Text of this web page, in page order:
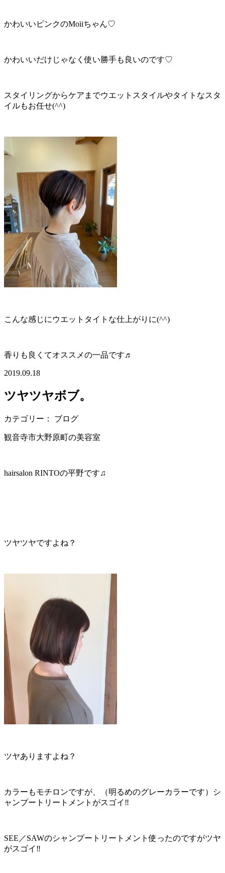
かわいいピンクのMoiiちゃん♡
かわいいだけじゃなく使い勝手も良いのです♡
スタイリングからケアまでウエットスタイルやタイトなスタ
イルもお任せ(^^)
こんな感じにウエットタイトな仕上がりに(^^)
香りも良くてオススメの一品です♬
2019.09.18
ツヤツヤボブ。
カテゴリー： ブログ
観音寺市大野原町の美容室
hairsalon RINTOの平野です♫
ツヤツヤですよね？
ツヤありますよね？
カラーもモチロンですが、（明るめのグレーカラーです）シ
ャンプートリートメントがスゴイ‼︎
SEE／SAWのシャンプートリートメント使ったのですがツヤ
がスゴイ‼︎